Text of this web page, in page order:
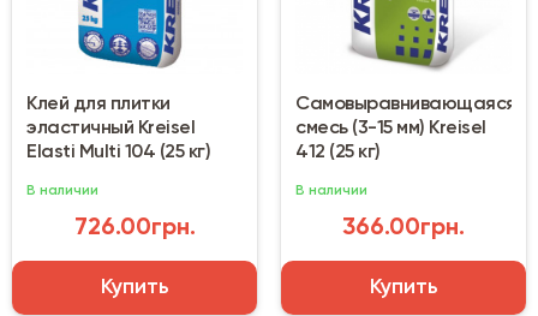
Клей для плитки
эластичный Kreisel
Elasti Multi 104 (25 кг)
В наличии
726.00грн.
Купить
Самовыравнивающаяся
смесь (3-15 мм) Kreisel
412 (25 кг)
В наличии
366.00грн.
Купить